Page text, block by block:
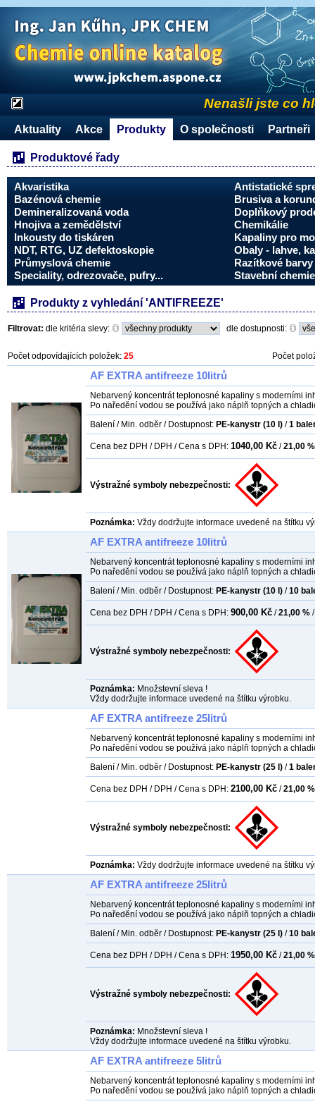
Nenašli jste co
Aktuality Akce Produkty O společnosti Partneři
Produktové řady
Akvaristika
Antistatické
Bazénová chemie
Brusiva a
Demineralizovaná voda
Doplňkový
Hnojiva a zemědělství
Chemikálie
Inkousty do tiskáren
Kapaliny pro
NDT, RTG, UZ defektoskopie
Obaly - lahve,
Průmyslová chemie
Razítkové barvy
Speciality, odrezovače, pufry...
Stavební chemie
Produkty z vyhledání 'ANTIFREEZE'
Filtrovat: dle kritéria slevy: dle dostupnosti:
Počet odpovídajících položek: 25 Počet
AF EXTRA antifreeze 10litrů
Nebarvený koncentrát teplonosné kapaliny s moderními
Po naředění vodou se používá jako náplň topných a
Balení / Min. odběr / Dostupnost: PE-kanystr (10 l) / 1
Cena bez DPH / DPH / Cena s DPH: 1040,00 Kč / 21,00 %
Výstražné symboly nebezpečnosti:
Poznámka: Vždy dodržujte informace uvedené na štítku
AF EXTRA antifreeze 10litrů
Nebarvený koncentrát teplonosné kapaliny s moderními
Po naředění vodou se používá jako náplň topných a
Balení / Min. odběr / Dostupnost: PE-kanystr (10 l) / 10
Cena bez DPH / DPH / Cena s DPH: 900,00 Kč / 21,00 % /
Výstražné symboly nebezpečnosti:
Poznámka: Množstevní sleva !
Vždy dodržujte informace uvedené na štítku výrobku.
AF EXTRA antifreeze 25litrů
Nebarvený koncentrát teplonosné kapaliny s moderními
Po naředění vodou se používá jako náplň topných a
Balení / Min. odběr / Dostupnost: PE-kanystr (25 l) / 1
Cena bez DPH / DPH / Cena s DPH: 2100,00 Kč / 21,00 %
Výstražné symboly nebezpečnosti:
Poznámka: Vždy dodržujte informace uvedené na štítku
AF EXTRA antifreeze 25litrů
Nebarvený koncentrát teplonosné kapaliny s moderními
Po naředění vodou se používá jako náplň topných a
Balení / Min. odběr / Dostupnost: PE-kanystr (25 l) / 10
Cena bez DPH / DPH / Cena s DPH: 1950,00 Kč / 21,00 %
Výstražné symboly nebezpečnosti:
Poznámka: Množstevní sleva !
Vždy dodržujte informace uvedené na štítku výrobku.
AF EXTRA antifreeze 5litrů
Nebarvený koncentrát teplonosné kapaliny s moderními
Po naředění vodou se používá jako náplň topných a